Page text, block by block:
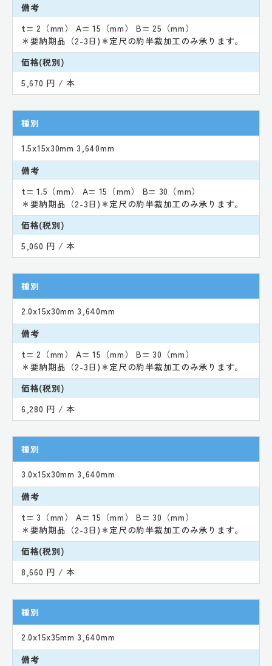
備考
t= 2（mm） A= 15（mm） B= 25（mm）
＊要納期品（2-3日)＊定尺の約半裁加工のみ承ります。
価格(税別)
5,670 円 / 本
種別
1.5x15x30mm 3,640mm
備考
t= 1.5（mm） A= 15（mm） B= 30（mm）
＊要納期品（2-3日)＊定尺の約半裁加工のみ承ります。
価格(税別)
5,060 円 / 本
種別
2.0x15x30mm 3,640mm
備考
t= 2（mm） A= 15（mm） B= 30（mm）
＊要納期品（2-3日)＊定尺の約半裁加工のみ承ります。
価格(税別)
6,280 円 / 本
種別
3.0x15x30mm 3,640mm
備考
t= 3（mm） A= 15（mm） B= 30（mm）
＊要納期品（2-3日)＊定尺の約半裁加工のみ承ります。
価格(税別)
8,660 円 / 本
種別
2.0x15x35mm 3,640mm
備考